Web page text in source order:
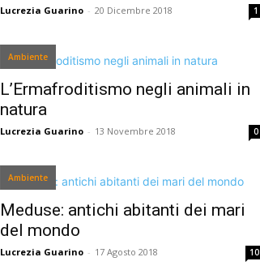
Lucrezia Guarino - 20 Dicembre 2018 1
Ambiente
L’Ermafroditismo negli animali in
natura
Lucrezia Guarino - 13 Novembre 2018 0
Ambiente
Meduse: antichi abitanti dei mari
del mondo
Lucrezia Guarino - 17 Agosto 2018 10